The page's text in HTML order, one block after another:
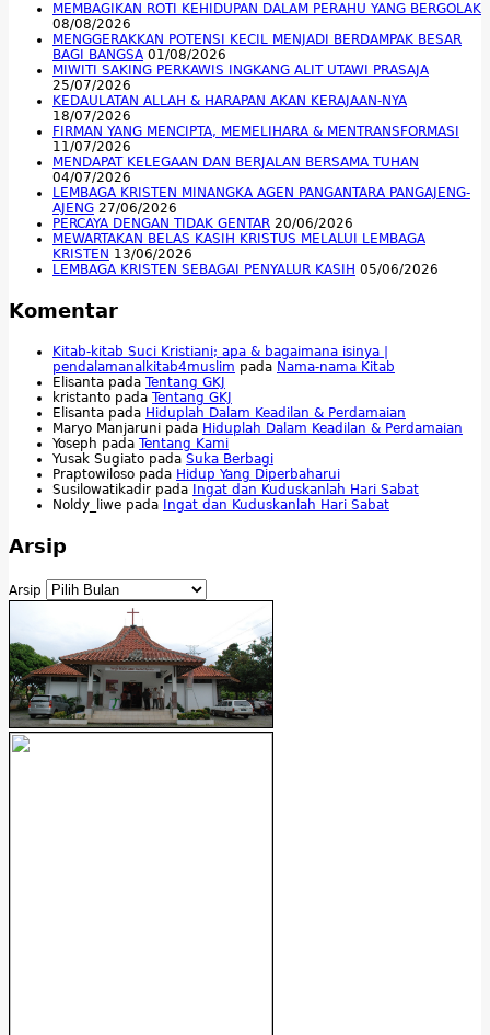
MEMBAGIKAN ROTI KEHIDUPAN DALAM PERAHU YANG BERGOLAK
08/08/2026
MENGGERAKKAN POTENSI KECIL MENJADI BERDAMPAK BESAR
BAGI BANGSA 01/08/2026
MIWITI SAKING PERKAWIS INGKANG ALIT UTAWI PRASAJA
25/07/2026
KEDAULATAN ALLAH & HARAPAN AKAN KERAJAAN-NYA
18/07/2026
FIRMAN YANG MENCIPTA, MEMELIHARA & MENTRANSFORMASI
11/07/2026
MENDAPAT KELEGAAN DAN BERJALAN BERSAMA TUHAN
04/07/2026
LEMBAGA KRISTEN MINANGKA AGEN PANGANTARA PANGAJENG-
AJENG 27/06/2026
PERCAYA DENGAN TIDAK GENTAR 20/06/2026
MEWARTAKAN BELAS KASIH KRISTUS MELALUI LEMBAGA
KRISTEN 13/06/2026
LEMBAGA KRISTEN SEBAGAI PENYALUR KASIH 05/06/2026
Komentar
Kitab-kitab Suci Kristiani; apa & bagaimana isinya |
pendalamanalkitab4muslim pada Nama-nama Kitab
Elisanta pada Tentang GKJ
kristanto pada Tentang GKJ
Elisanta pada Hiduplah Dalam Keadilan & Perdamaian
Maryo Manjaruni pada Hiduplah Dalam Keadilan & Perdamaian
Yoseph pada Tentang Kami
Yusak Sugiato pada Suka Berbagi
Praptowiloso pada Hidup Yang Diperbaharui
Susilowatikadir pada
Ingat dan Kuduskanlah Hari Sabat
Noldy_liwe pada Ingat dan Kuduskanlah Hari Sabat
Arsip
Arsip